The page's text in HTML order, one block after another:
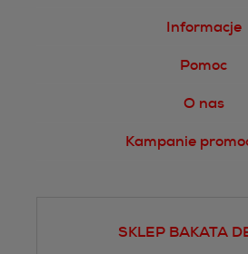
Informacje
Pomoc
O nas
Kampanie
SKLEP BAKATA